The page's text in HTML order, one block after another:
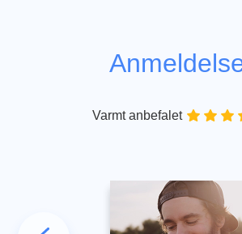
Varmt anbefalet